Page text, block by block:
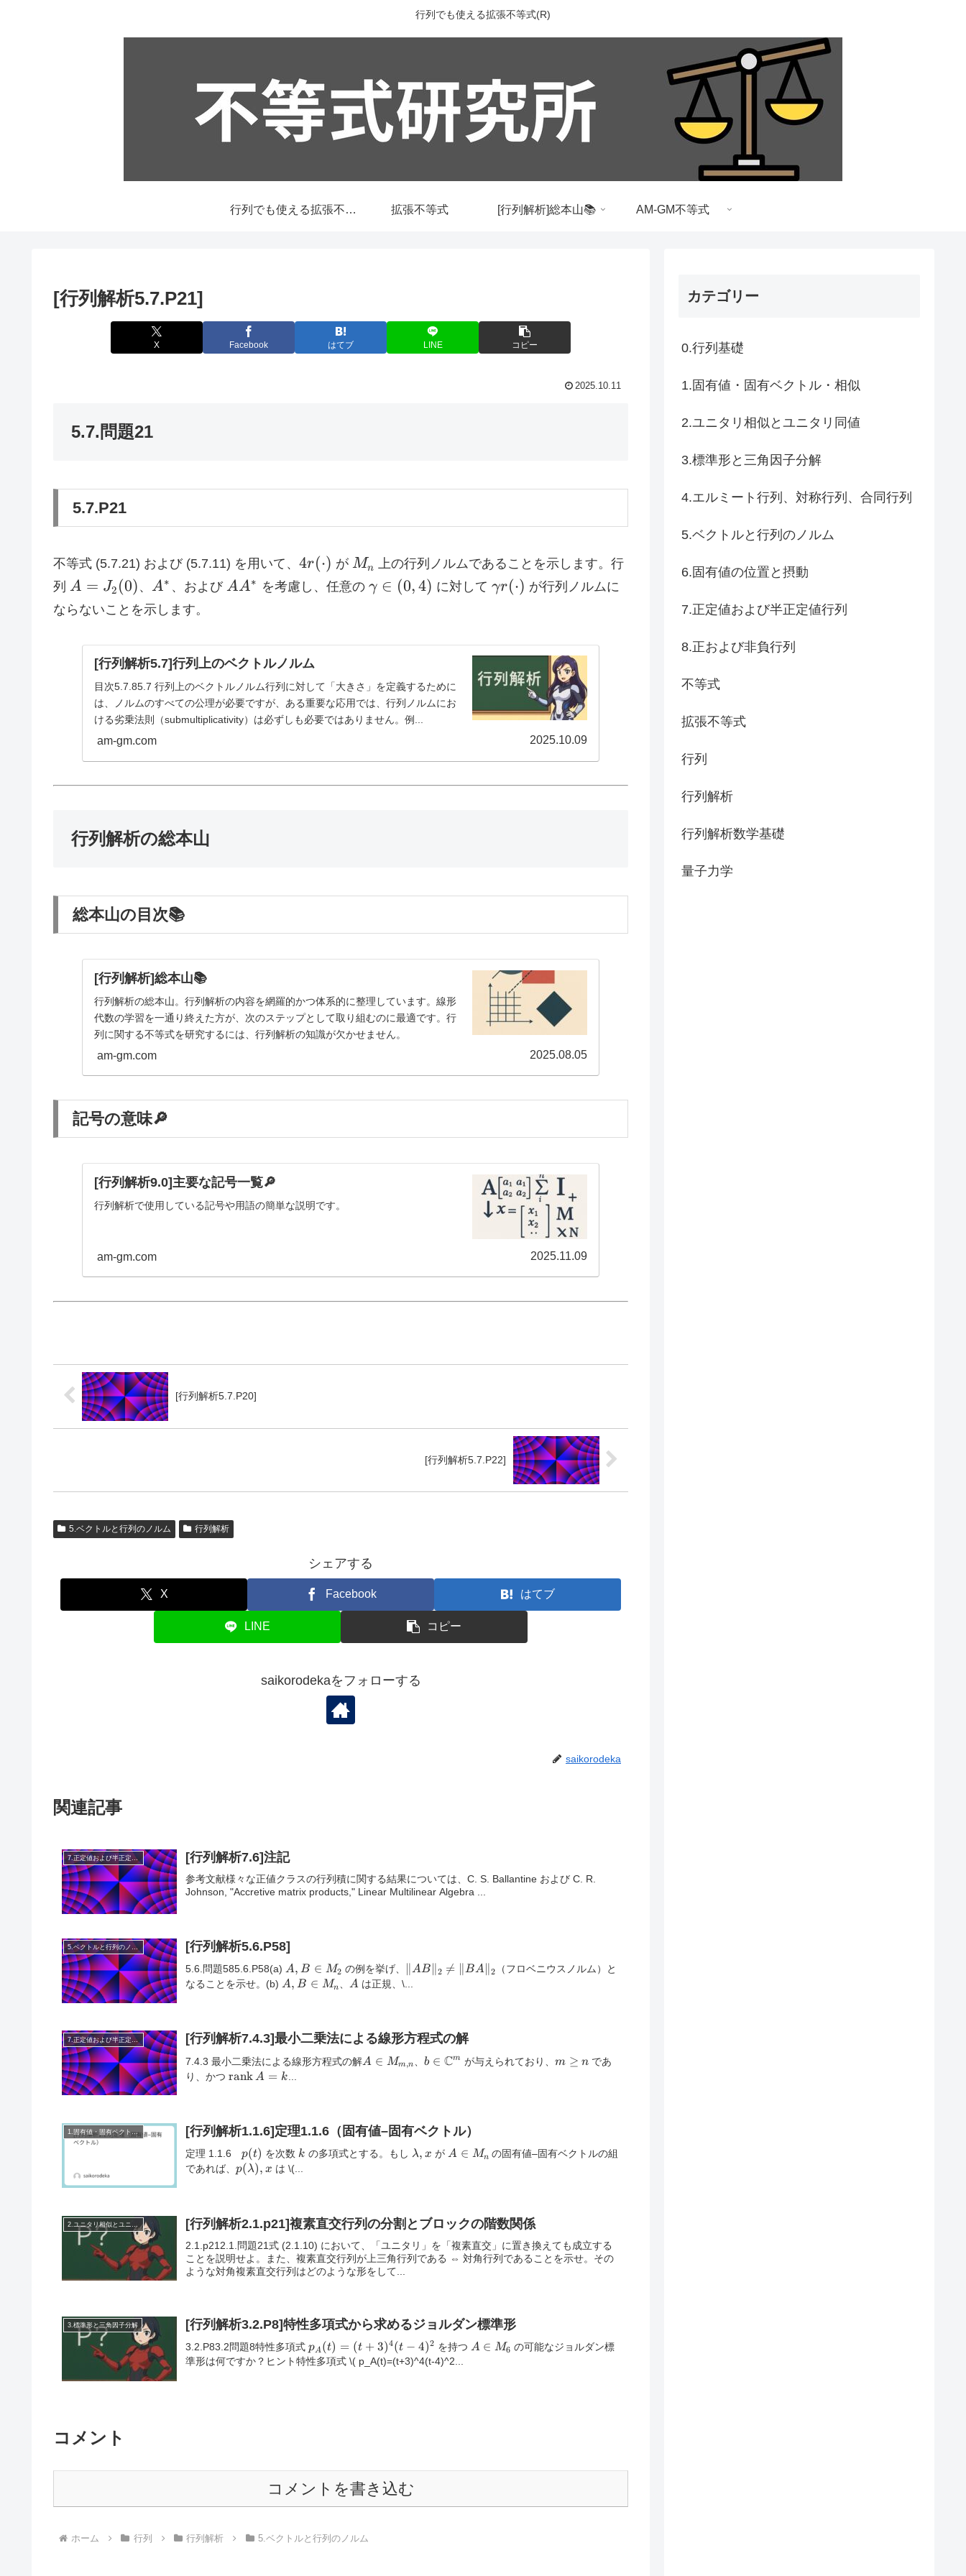
行列でも使える拡張不等式(R)
行列でも使える拡張不等式 拡張不等式 [行列解析]総本山📚 AM-GM不等式
[行列解析5.7.P21]
X Facebook はてブ LINE コピー
2025.10.11
5.7.問題21
5.7.P21
不等式 (5.7.21) および (5.7.11) を用いて、 4
r(\cdot)
4r(⋅) が M_n
Mn 上の行列ノルムであることを示します。行
列 A =
J_2(0)
A = J2 (0) 、A^\ast
A∗ 、およびAA^\ast
AA∗ を考慮し、任意の\gamma
γ ∈ (0,4) に対して\gamma
γr(⋅) が行列ノルムに
ならないことを示します。
[行列解析5.7]行列上のベクトルノルム
目次5.7.85.7 行列上のベクトルノルム行列に対して「大きさ」を定義するために
は、ノルムのすべての公理が必要ですが、ある重要な応用では、行列ノルムにお
ける劣乗法則（submultiplicativity）は必ずしも必要ではありません。例...
am-gm.com 2025.10.09
行列解析の総本山
総本山の目次📚
[行列解析]総本山📚
行列解析の総本山。行列解析の内容を網羅的かつ体系的に整理しています。線形
代数の学習を一通り終えた方が、次のステップとして取り組むのに最適です。行
列に関する不等式を研究するには、行列解析の知識が欠かせません。
am-gm.com 2025.08.05
記号の意味🔎
[行列解析9.0]主要な記号一覧🔎
行列解析で使用している記号や用語の簡単な説明です。
am-gm.com 2025.11.09
[行列解析5.7.P20]
[行列解析5.7.P22]
5.ベクトルと行列のノルム 行列解析
シェアする
X Facebook はてブ
LINE コピー
saikorodekaをフォローする
saikorodeka
関連記事
7.正定値および半正定値行列 [行列解析7.6]注記
参考文献様々な正値クラスの行列積に関する結果については、C. S. Ballantine および C. R.
Johnson, "Accretive matrix products," Linear Multilinear Algebra ...
5.ベクトルと行列のノルム [行列解析5.6.P58]
5.6.問題585.6.P58(a) A, B
\in
A, B ∈ M2 の例を挙げ、
\|AB\|_2
∥AB ∥ 2 
= ∥BA∥2
（フロベニウスノルム）と
なることを示せ。(b) A, B
A, B ∈ Mn A
A は正規、\...
7.正定値および半正定値行列 [行列解析7.4.3]最小二乗法による線形方程式の解
7.4.3 最小二乗法による線形方程式の解A \in
A ∈ Mm,n
b \in
b ∈ Cm が与えられており、 m
m ≥ n であ
り、かつ\mathrm{rank}\,A
rank A = k
1.固有値・固有ベクトル・相似 [行列解析1.1.6]定理1.1.6（固有値–固有ベクトル）
定理 1.1.6p(t)
p(t) を次数 k
k の多項式とする。もし \lambda,
λ, x が A
A ∈ Mn の固有値–固有ベクトルの組
であれば、p(\lambda),
p(λ), x は\(...
[行列解析2.1.p21]複素直交行列の分割とブロックの階数関係
2.1.p212.1.問題21式 (2.1.10) において、「ユニタリ」を「複素直交」に置き換えても成立する
ことを説明せよ。また、複素直交行列が上三角行列である ⇔ 対角行列であることを示せ。その
ような対角複素直交行列はどのような形をして...
3.標準形と三角因子分解 [行列解析3.2.P8]特性多項式から求めるジョルダン標準形
3.2.P83.2問題8特性多項式p_A(t)
=
pA(t) = (t +3)4(t − 4)2 を持つ A
A ∈ M6 の可能なジョルダン標
準形は何ですか？ヒント特性多項式\( p_A(t)=(t+3)^4(t-4)^2...
コメント
コメントを書き込む
ホーム 行列 行列解析 5.ベクトルと行列のノルム
カテゴリー
0.行列基礎
1.固有値・固有ベクトル・相似
2.ユニタリ相似とユニタリ同値
3.標準形と三角因子分解
4.エルミート行列、対称行列、合同行列
5.ベクトルと行列のノルム
6.固有値の位置と摂動
7.正定値および半正定値行列
8.正および非負行列
不等式
拡張不等式
行列
行列解析
行列解析数学基礎
量子力学